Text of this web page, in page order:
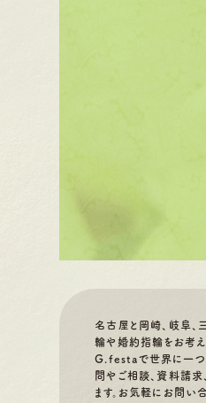
名古屋と岡崎、岐阜、
輪や婚約指輪をお考え
G.festaで世界に一つ
問やご相談、資料請求
ます。お気軽にお問い